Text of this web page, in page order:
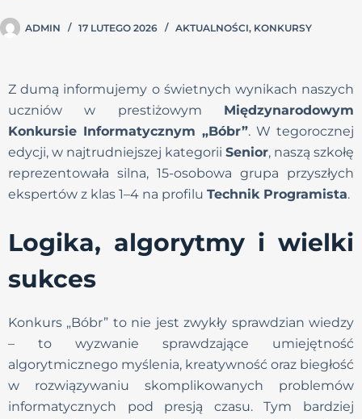
ADMIN 17 LUTEGO 2026 AKTUALNOŚCI, KONKURSY
Z dumą informujemy o świetnych wynikach naszych
uczniów w prestiżowym Międzynarodowym
Konkursie Informatycznym „Bóbr”. W tegorocznej
edycji, w najtrudniejszej kategorii Senior, naszą szkołę
reprezentowała silna, 15-osobowa grupa przyszłych
ekspertów z klas 1–4 na profilu Technik Programista.
Logika, algorytmy i wielki
sukces
Konkurs „Bóbr” to nie jest zwykły sprawdzian wiedzy
– to wyzwanie sprawdzające umiejętność
algorytmicznego myślenia, kreatywność oraz biegłość
w rozwiązywaniu skomplikowanych problemów
informatycznych pod presją czasu. Tym bardziej